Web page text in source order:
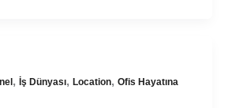
, İş Dünyası, Location, Ofis Hayatına